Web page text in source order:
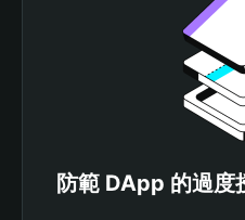
防範 DApp 的過度